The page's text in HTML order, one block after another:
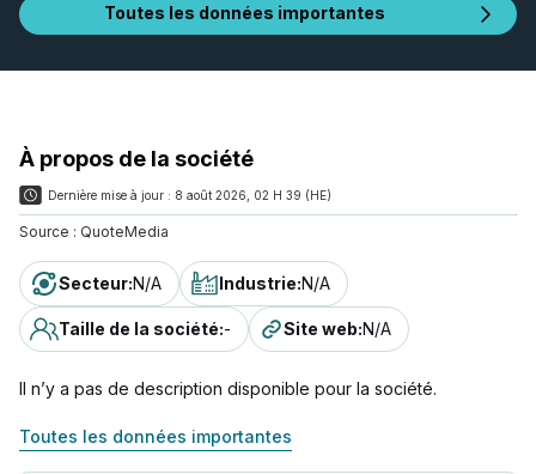
Toutes les données importantes
À propos de la société
Dernière mise à jour : 8 août 2026, 02 H 39 (HE)
Source : QuoteMedia
Secteur:N/A Industrie:N/A
Taille de la société:- Site web:N/A
Il n’y a pas de description disponible pour la société.
Toutes les données importantes